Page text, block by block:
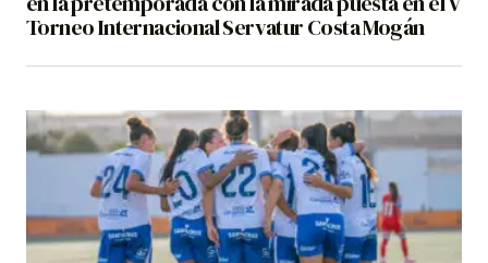
Torneo Internacional Servatur Costa Mogán